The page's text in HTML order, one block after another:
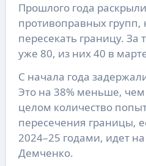
Прошлого года
противоправных групп,
пересекать границу. За
уже 80, из них 40 в
С начала года
Это на 38% меньше,
целом количество
пересечения границы,
2024–25 годами, идет
Демченко.